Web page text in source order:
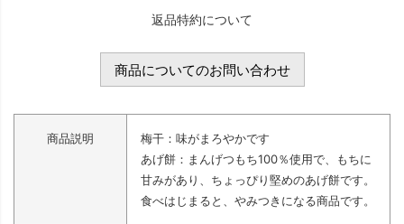
返品特約について
商品についてのお問い合わせ
商品説明
梅干：味がまろやかです
あげ餅：まんげつもち100％使用で、もちに
甘みがあり、ちょっぴり堅めのあげ餅です。
食べはじまると、やみつきになる商品です。